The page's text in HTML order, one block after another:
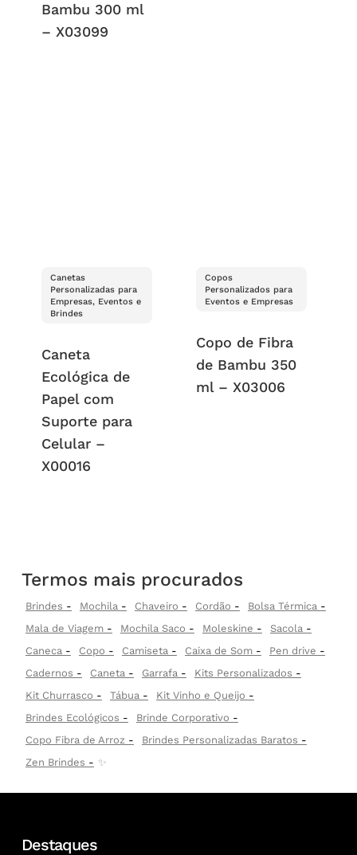
Bambu 300 ml
– X03099
Canetas
Personalizadas para
Empresas, Eventos e
Brindes
Caneta
Ecológica de
Papel com
Suporte para
Celular –
X00016
Copos
Personalizados para
Eventos e Empresas
Copo de Fibra
de Bambu 350
ml – X03006
Termos mais procurados
Brindes Mochila Chaveiro Cordão
Bolsa Térmica
Mala de Viagem
Mochila Saco Moleskine
Sacola
Caneca
Copo Camiseta Caixa de Som
Pen drive
Cadernos
Caneta Garrafa
Kits Personalizados
Kit Churrasco
Tábua
Kit Vinho e Queijo
Brindes Ecológicos
Brinde Corporativo
Copo Fibra de Arroz
Brindes Personalizadas Baratos
Zen Brindes
✨
Destaques